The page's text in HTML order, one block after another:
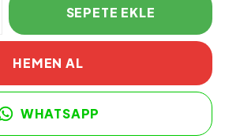
SEPETE EKLE
HEMEN AL
WHATSAPP